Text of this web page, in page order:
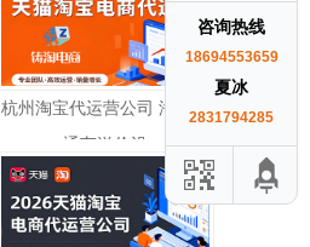
杭州淘宝代运营公司 淘宝直
通车溢价设
咨询热线
18694553659
夏冰
2831794285